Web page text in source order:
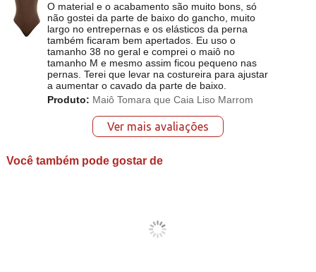
O material e o acabamento são muito bons, só
não gostei da parte de baixo do gancho, muito
largo no entrepernas e os elásticos da perna
também ficaram bem apertados. Eu uso o
tamanho 38 no geral e comprei o maiô no
tamanho M e mesmo assim ficou pequeno nas
pernas. Terei que levar na costureira para ajustar
a aumentar o cavado da parte de baixo.
Produto: Maiô Tomara que Caia Liso Marrom
Ver mais avaliações
Você também pode gostar de